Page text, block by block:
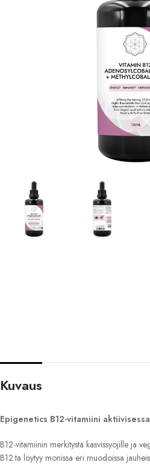
Kuvaus
Epigenetics B12-vitamiini
B12-vitamiinin merkitystä kasvissyöjille ja
B12:ta löytyy monissa eri muodoissa